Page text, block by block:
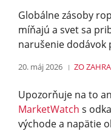
Globálne zásoby
míňajú a svet sa
narušenie dodávok
20. máj 2026 ZO
Upozorňuje na to
MarketWatch s
východe a napätie